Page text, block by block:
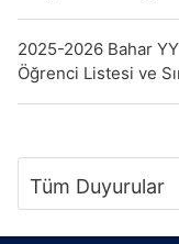
2025-2026 Bahar
Öğrenci Listesi ve
Tüm Duyurular